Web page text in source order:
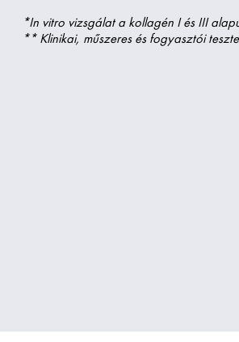
*In vitro vizsgálat a kollagén I és III
** Klinikai, műszeres és fogyasztói